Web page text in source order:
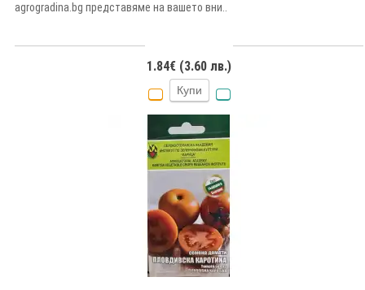
agrogradina.bg представяме на вашето вни..
1.84€ (3.60 лв.)
Купи